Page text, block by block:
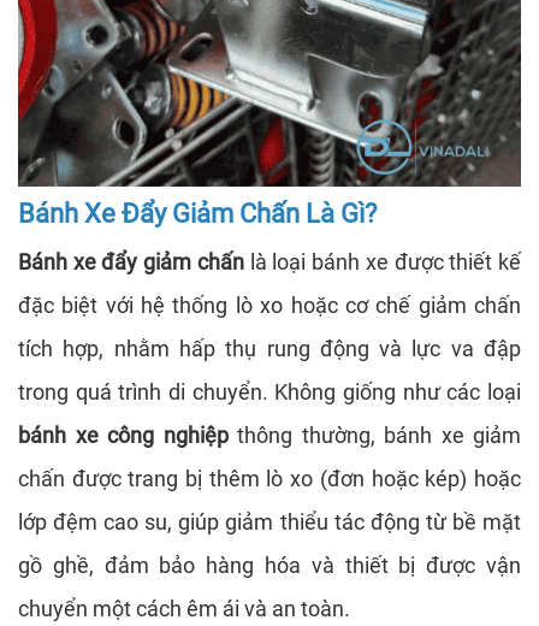
Bánh Xe Đẩy Giảm Chấn Là Gì?
Bánh xe đẩy giảm chấnlà loại bánh xe được thiết kế
đặc biệt với hệ thống lò xo hoặc cơ chế giảm chấn
tích hợp, nhằm hấp thụ rung động và lực va đập
trong quá trình di chuyển. Không giống như các loại
bánh xe công nghiệpthông thường, bánh xe giảm
chấn được trang bị thêm lò xo (đơn hoặc kép) hoặc
lớp đệm cao su, giúp giảm thiểu tác động từ bề mặt
gồ ghề, đảm bảo hàng hóa và thiết bị được vận
chuyển một cách êm ái và an toàn.